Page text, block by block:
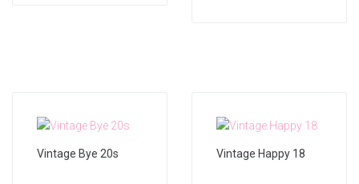
Vintage Bye 20s Vintage Happy 18